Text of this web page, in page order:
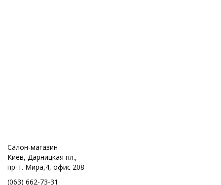
Салон-магазин
Киев, Дарницкая пл.,
пр-т. Мира,4, офис 208
(063) 662-73-31